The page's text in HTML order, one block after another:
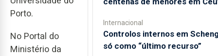
Porto.
No Portal do
Ministério da
Internacional
Controlos internos em
só como “último recurso”